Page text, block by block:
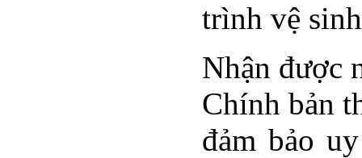
trình vệ
Nhận được
Chính bản
đảm bảo